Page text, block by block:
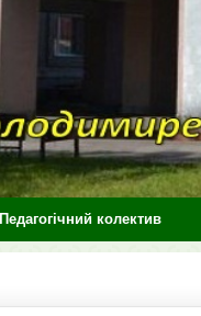
Педагогічний колектив